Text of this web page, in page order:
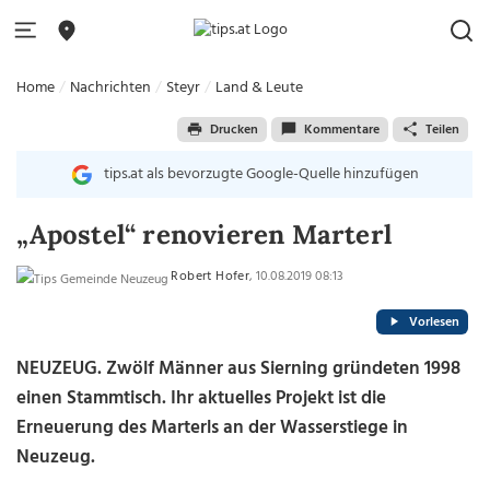
Home Nachrichten Steyr Land & Leute
Drucken Kommentare Teilen
tips.at als bevorzugte Google-Quelle hinzufügen
„Apostel“ renovieren Marterl
Robert Hofer, 10.08.2019 08:13
Vorlesen
NEUZEUG. Zwölf Männer aus Sierning gründeten 1998
einen Stammtisch. Ihr aktuelles Projekt ist die
Erneuerung des Marterls an der Wasserstiege in
Neuzeug.